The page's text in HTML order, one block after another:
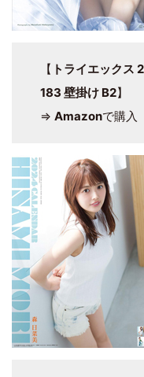
【 トライエックス
183 壁掛け B2】
⇒ Amazonで購入